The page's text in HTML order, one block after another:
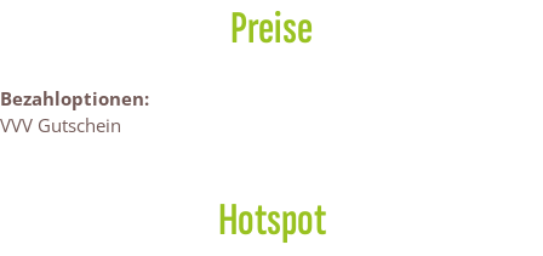
Preise
Bezahloptionen:
VVV Gutschein
Hotspot